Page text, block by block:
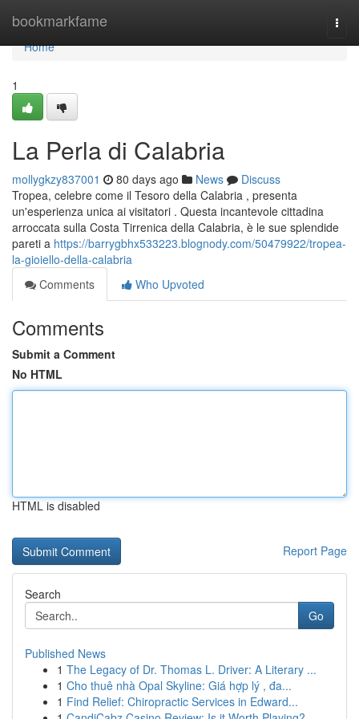
bookmarkfame
Home
Home
1
La Perla di Calabria
mollygkzy837001 80 days ago News
Discuss
Tropea, celebre come il Tesoro della Calabria , presenta
un'esperienza unica ai visitatori . Questa incantevole cittadina
arroccata sulla Costa Tirrenica della Calabria, è le sue splendide
pareti a https://barrygbhx533223.blognody.com/50479922/tropea-
la-gioiello-della-calabria
Comments
Who Upvoted
Comments
Submit a Comment
No HTML
HTML is disabled
Report Page
Search
Go
Published News
1 The Legacy of Dr. Thomas L. Driver: A Literary ...
1 Cho thuê nhà Opal Skyline: Giá hợp lý , đa...
1 Find Relief: Chiropractic Services in Edward...